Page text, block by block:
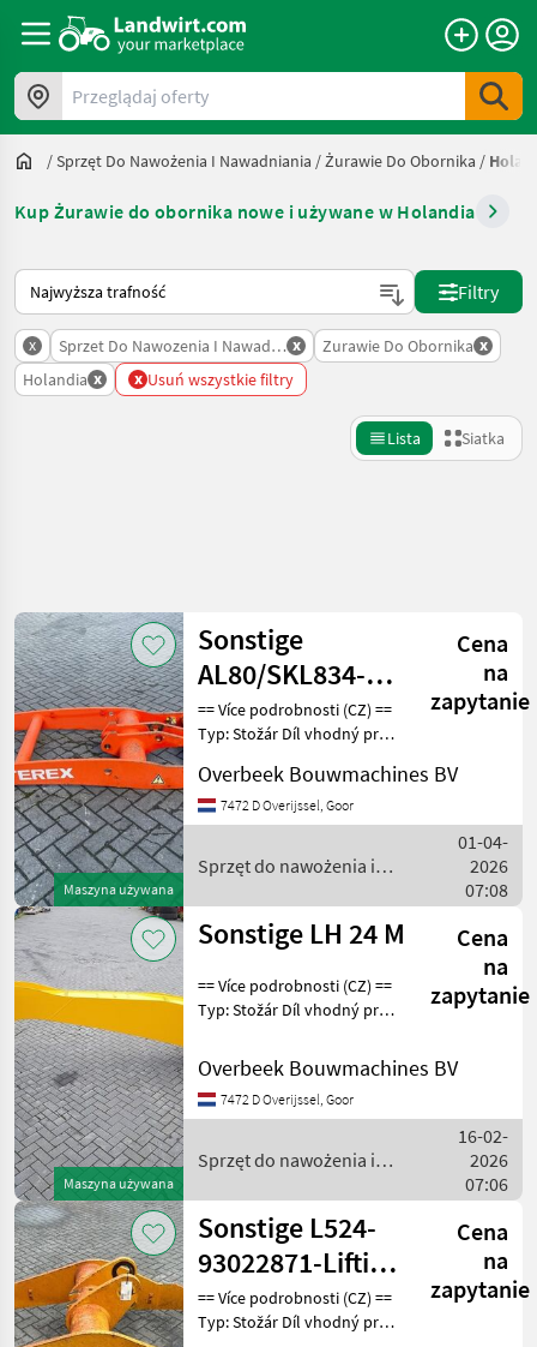
Przeglądaj oferty
/Sprzęt Do Nawożenia I Nawadniania /Żurawie Do Obornika /
Kup Żurawie do obornika nowe i używane w Holandia
Tak sortuje się na Landwirt.com
Filtry
x Sprzet Do Nawozenia I Nawadniania
x Zurawie Do Obornika x
Holandia x x Usuń wszystkie filtry
Lista Siatka
Kategoria 3 Kraj
AKTUALNA
ŚCIEŻKA
technika
rolnicza
Sprzet Do
Nawozenia I
Nawadniania
Zurawie
Obornika
WYBIERZ
KATEGORIĘ
Żurawie do obornika
23
MARKETPLACE
Marketplace
Oferty
dealerów
Ogłoszenia
drobne
Zresetuj
Pokaż 23
wyników
Maszyna używana
Sonstige
AL80/SKL834-
6452020001-
Lifting
framework/Giek
Cena
na
zapytanie
== Více podrobnosti (CZ) ==
Typ: Stožár Díl vhodný pro:
konstrukce DPH/marže:
Odpočet DPH pro
podnikatele Sériové číslo:
Overbeek Bouwmachines BV
7472 D Overijssel, Goor
Sprzęt do nawożenia i
01-04-
2026
07:08
Maszyna używana
Sonstige LH 24 M
Cena
na
zapytanie
== Více podrobnosti (CZ) ==
Typ: Stožár Díl vhodný pro:
konstrukce DPH/marže:
Odpočet DPH pro
podnikatele Sériové číslo:
Overbeek Bouwmachines BV
7472 D Overijssel, Goor
Sprzęt do nawożenia i
16-02-
2026
07:06
Sonstige L524-
93022871-Lifting
framework/Schaufelarm/
Cena
na
zapytanie
== Více podrobnosti (CZ) ==
Typ: Stožár Díl vhodný pro: